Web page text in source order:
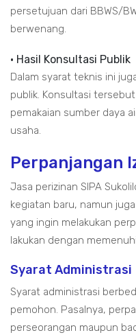
persetujuan dari BBWS/
berwenang.
• Hasil Konsultasi Publik
Dalam syarat teknis ini
publik. Konsultasi
pemakaian sumber daya
usaha.
Perpanjangan
Jasa perizinan SIPA
kegiatan baru, namun
yang ingin melakukan
lakukan dengan
Syarat Administrasi
Syarat administrasi
pemohon. Pasalnya,
perseorangan maupun